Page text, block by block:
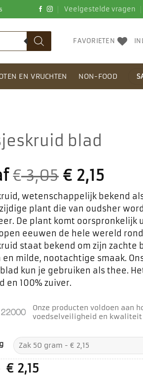
Veelgestelde vragen
FAVORIETEN
EN VRUCHTEN NON-FOOD
blad
€3,05 €2,15
wetenschappelijk bekend
plant die van oudsher
De plant komt oorspronkelijk
eeuwen de hele wereld
staat bekend om zijn zachte
en milde, nootachtige smaak.
kun je gebruiken als thee.
en 100% zuiver.
Onze producten voldoen aan
voedselveiligheid en kwaliteit
Oorspronkelijke
€2,15